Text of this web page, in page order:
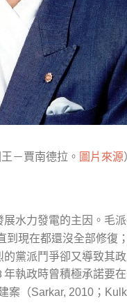
－賈南德拉。 圖片來源
水力發電的主因。毛
現在都還沒全部修復
黨派鬥爭卻又導致其
執政時曾積極承諾要
案（Sarkar, 2010；